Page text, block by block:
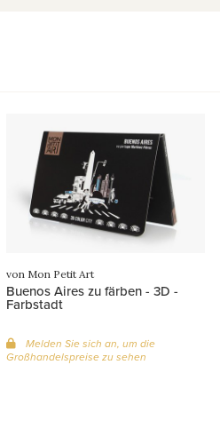
von Mon Petit Art
Buenos Aires zu färben - 3D -
Farbstadt
Melden Sie sich an, um die
Großhandelspreise zu sehen